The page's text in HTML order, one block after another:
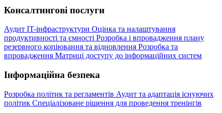
Консалтингові послуги
Аудит IT-інфраструктури Оцінка та налаштування
продуктивності та ємності Розробка і впровадження плану
резервного копіювання та відновлення Розробка та
впровадження Матриці доступу до інформаційних систем
Інформаційна безпека
Розробка політик та регламентів Аудит та адаптація існуючих
політик Спеціалізоване рішення для проведення тренінгів